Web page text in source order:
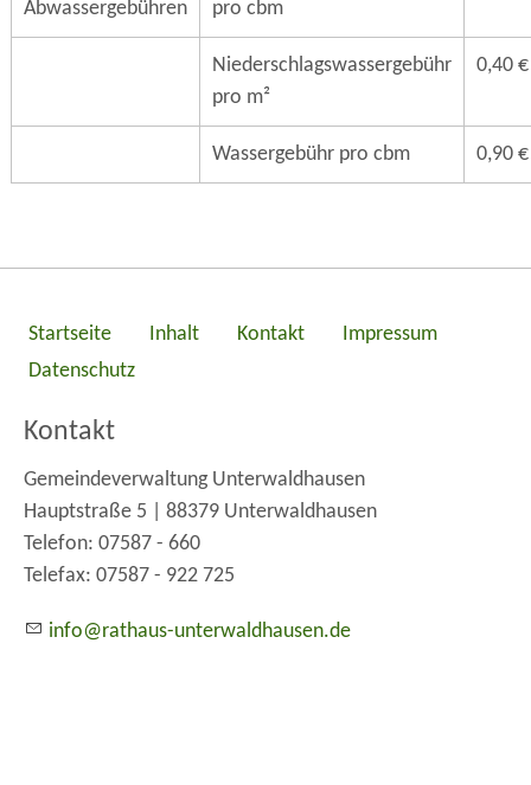
Abwassergebühren
pro cbm
Niederschlagswassergebühr
pro m²
0,40 €
Wassergebühr pro cbm 0,90 €
Startseite Inhalt Kontakt
Impressum
Datenschutz
Kontakt
Gemeindeverwaltung Unterwaldhausen
Hauptstraße 5 | 88379 Unterwaldhausen
Telefon: 07587 - 660
Telefax: 07587 - 922 725
nf r th s- nt rw ldh s n d